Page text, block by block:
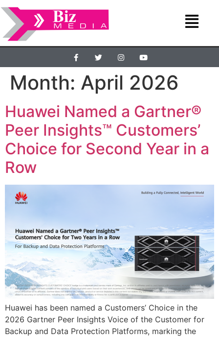
Month: April 2026
Huawei Named a Gartner®
Peer Insights™ Customers’
Choice for Second Year in a
Row
Huawei has been named a Customers’ Choice in the
2026 Gartner Peer Insights Voice of the Customer for
Backup and Data Protection Platforms, marking the